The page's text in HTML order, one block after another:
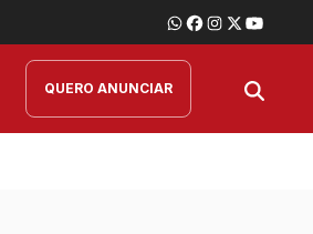
QUERO ANUNCIAR